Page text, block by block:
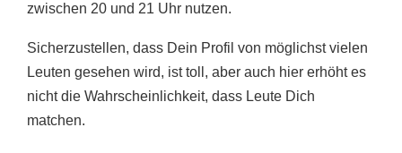
zwischen 20 und 21 Uhr nutzen.
Sicherzustellen, dass Dein Profil von möglichst vielen
Leuten gesehen wird, ist toll, aber auch hier erhöht es
nicht die Wahrscheinlichkeit, dass Leute Dich
matchen.